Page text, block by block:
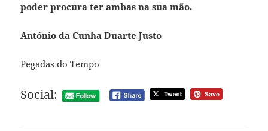
poder procura ter ambas na sua mão.
António da Cunha Duarte Justo
Pegadas do Tempo
Social: